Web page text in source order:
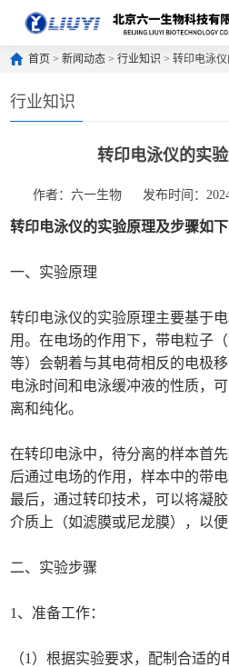
首页 >新闻动态 >行业知识 > 转印电泳
行业知识
转印电泳仪的实
作者：六一生物 发布时间：
转印电泳仪的实验原理及步骤如下
一、实验原理
转印电泳仪的实验原理主要基于
用。在电场的作用下，带电粒子
等）会朝着与其电荷相反的电极
电泳时间和电泳缓冲液的性质，
离和纯化。
在转印电泳中，待分离的样本首
后通过电场的作用，样本中的带
最后，通过转印技术，可以将凝
介质上（如滤膜或尼龙膜），以
二、实验步骤
1、准备工作：
（1）根据实验要求，配制合适的